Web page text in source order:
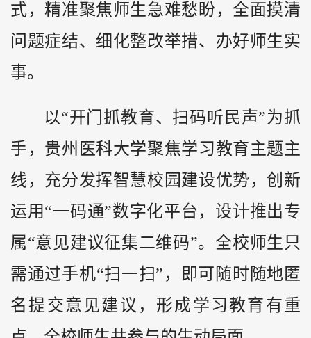
式，精准聚焦师生急难愁盼，全面摸清
问题症结、细化整改举措、办好师生实
事。
以“开门抓教育、扫码听民声”为抓
手，贵州医科大学聚焦学习教育主题主
线，充分发挥智慧校园建设优势，创新
运用“一码通”数字化平台，设计推出专
属“意见建议征集二维码”。全校师生只
需通过手机“扫一扫”，即可随时随地匿
名提交意见建议，形成学习教育有重